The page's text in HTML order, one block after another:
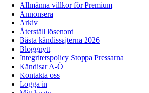
Allmänna villkor för Premium
Annonsera
Arkiv
Återställ lösenord
Bästa kändissajterna 2026
Bloggnytt
Integritetspolicy Stoppa Pressarna
Kändisar A-Ö
Kontakta oss
Logga in